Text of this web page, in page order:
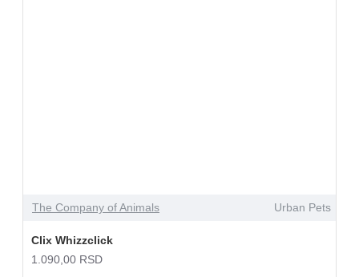
The Company of Animals Urban Pets
Clix Whizzclick
1.090,00 RSD